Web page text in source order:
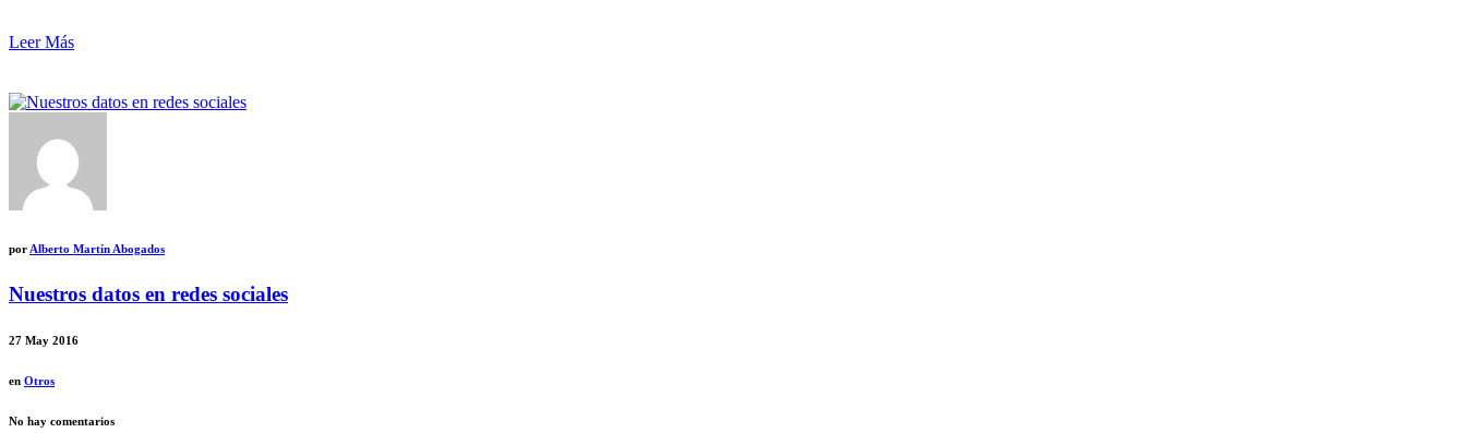
Leer Más
por Alberto Martín Abogados
Nuestros datos en redes sociales
27 May 2016
en Otros
No hay comentarios